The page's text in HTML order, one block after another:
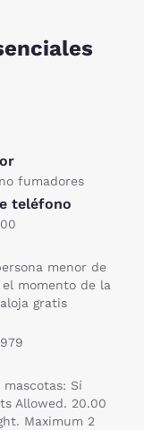
fumadores
teléfono
menor de
el momento de la
gratis
Sí
Allowed. 20.00
Maximum 2